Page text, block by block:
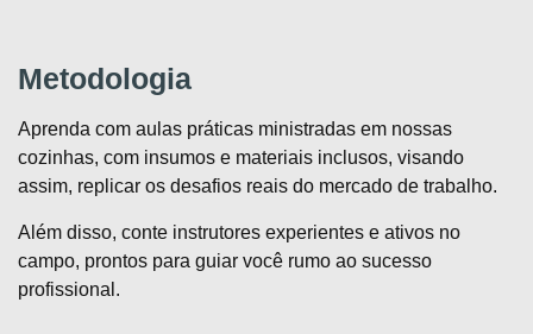
Metodologia
Aprenda com aulas práticas ministradas em nossas
cozinhas, com insumos e materiais inclusos, visando
assim, replicar os desafios reais do mercado de trabalho.
Além disso, conte instrutores experientes e ativos no
campo, prontos para guiar você rumo ao sucesso
profissional.